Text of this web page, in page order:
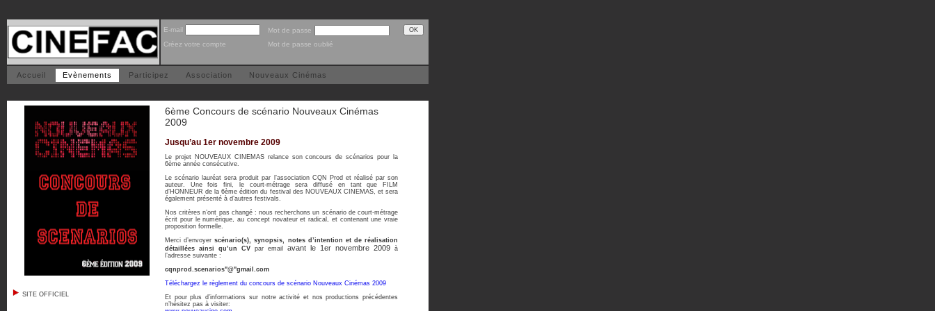
E-mail
Mot de passe
Créez votre compte
Mot de passe oublié
Accueil Evènements Participez Association Nouveaux Cinémas
SITE OFFICIEL
6ème Concours de scénario Nouveaux Cinémas
2009
Jusqu’au 1er novembre 2009
Le projet NOUVEAUX CINEMAS relance son concours de scénarios pour la
6ème année consécutive.
Le scénario lauréat sera produit par l’association CQN Prod et réalisé par son
auteur. Une fois fini, le court-métrage sera diffusé en tant que FILM
d’HONNEUR de la 6ème édition du festival des NOUVEAUX CINEMAS, et sera
également présenté à d’autres festivals.
Nos critères n’ont pas changé : nous recherchons un scénario de court-métrage
écrit pour le numérique, au concept novateur et radical, et contenant une vraie
proposition formelle.
Merci d’envoyerscénario(s), synopsis, notes d’intention et de réalisation
détaillées ainsi qu’un CV par email avant le 1er novembre 2009 à
l’adresse suivante :
cqnprod.scenarios"@"gmail.com
Téléchargez le règlement du concours de scénario Nouveaux Cinémas 2009
Et pour plus d’informations sur notre activité et nos productions précédentes
n’hésitez pas à visiter: